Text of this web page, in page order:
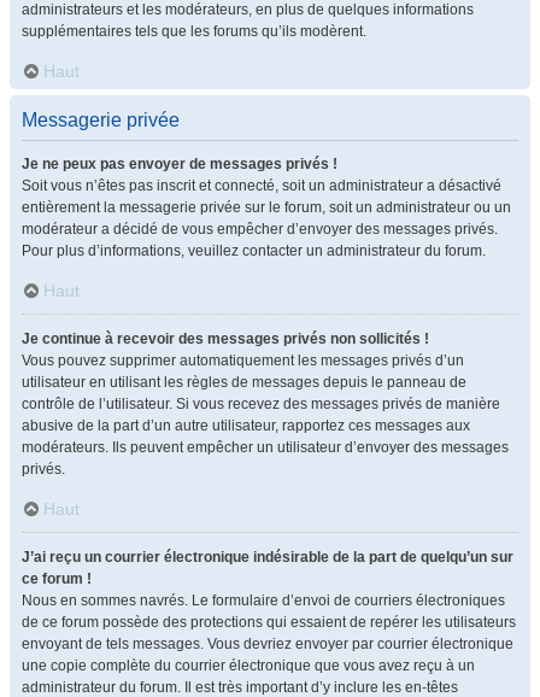
administrateurs et les modérateurs, en plus de quelques informations
supplémentaires tels que les forums qu’ils modèrent.
Haut
Messagerie privée
Je ne peux pas envoyer de messages privés !
Soit vous n’êtes pas inscrit et connecté, soit un administrateur a désactivé
entièrement la messagerie privée sur le forum, soit un administrateur ou un
modérateur a décidé de vous empêcher d’envoyer des messages privés.
Pour plus d’informations, veuillez contacter un administrateur du forum.
Haut
Je continue à recevoir des messages privés non sollicités !
Vous pouvez supprimer automatiquement les messages privés d’un
utilisateur en utilisant les règles de messages depuis le panneau de
contrôle de l’utilisateur. Si vous recevez des messages privés de manière
abusive de la part d’un autre utilisateur, rapportez ces messages aux
modérateurs. Ils peuvent empêcher un utilisateur d’envoyer des messages
privés.
Haut
J’ai reçu un courrier électronique indésirable de la part de quelqu’un sur
ce forum !
Nous en sommes navrés. Le formulaire d’envoi de courriers électroniques
de ce forum possède des protections qui essaient de repérer les utilisateurs
envoyant de tels messages. Vous devriez envoyer par courrier électronique
une copie complète du courrier électronique que vous avez reçu à un
administrateur du forum. Il est très important d’y inclure les en-têtes